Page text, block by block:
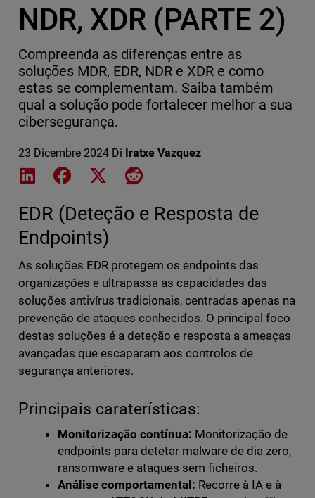
NDR, XDR (PARTE 2)
Compreenda as diferenças entre as
soluções MDR, EDR, NDR e XDR e como
estas se complementam. Saiba também
qual a solução pode fortalecer melhor a sua
cibersegurança.
23 Dicembre 2024 Di Iratxe Vazquez
Share on LinkedIn
Share on Facebook
Share on XShare on Reddit
EDR (Deteção e Resposta de
Endpoints)
As soluções EDR protegem os endpoints das
organizações e ultrapassa as capacidades das
soluções antivírus tradicionais, centradas apenas na
prevenção de ataques conhecidos. O principal foco
destas soluções é a deteção e resposta a ameaças
avançadas que escaparam aos controlos de
segurança anteriores.
Principais caraterísticas:
Monitorização contínua: Monitorização de
endpoints para detetar malware de dia zero,
ransomware e ataques sem ficheiros.
Análise comportamental: Recorre à IA e à